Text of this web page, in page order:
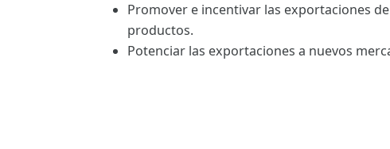
Promover e incentivar las exportaciones
productos.
Potenciar las exportaciones a nuevos